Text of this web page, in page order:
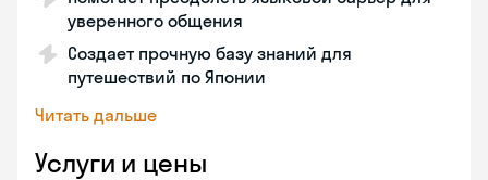
уверенного общения
Создает прочную базу знаний для
путешествий по Японии
Читать дальше
Услуги и цены